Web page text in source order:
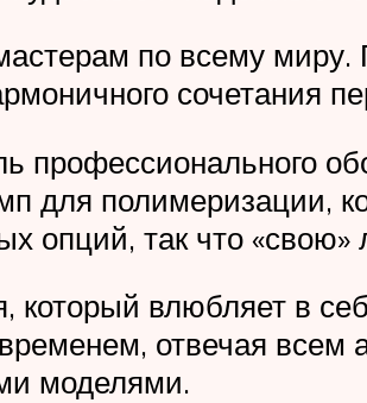
по всему
сочетания
профессионального
для полимеризации,
опций, так что
который влюбляет в
отвечая всем
моделями.